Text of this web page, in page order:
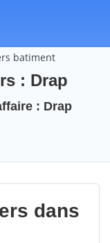
batiment
: Drap
: Drap
dans